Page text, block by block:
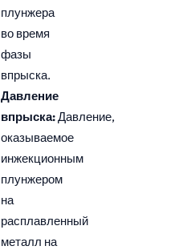
плунжера
во время
фазы
впрыска.
Давление
впрыска:Давление,
оказываемое
инжекционным
плунжером
на
расплавленный
металл на